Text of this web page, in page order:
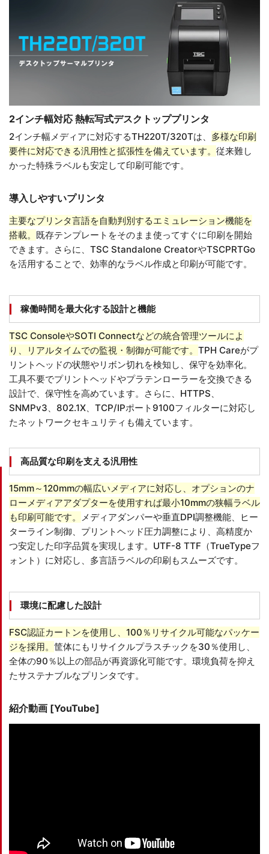
2インチ幅対応 熱転写式デスクトッププリンタ
2インチ幅メディアに対応するTH220T/320Tは、 多様な印刷
要件に対応できる汎用性と拡張性を備えています。 従来難し
かった特殊ラベルも安定して印刷可能です。
導入しやすいプリンタ
主要なプリンタ言語を自動判別するエミュレーション機能を
搭載。 既存テンプレートをそのまま使ってすぐに印刷を開始
できます。さらに、TSC Standalone CreatorやTSCPRTGo
を活用することで、効率的なラベル作成と印刷が可能です。
稼働時間を最大化する設計と機能
TSC ConsoleやSOTI Connectなどの統合管理ツールによ
り、リアルタイムでの監視・制御が可能です。 TPH Careがプ
リントヘッドの状態やリボン切れを検知し、保守を効率化。
工具不要でプリントヘッドやプラテンローラーを交換できる
設計で、保守性を高めています。さらに、HTTPS、
SNMPv3、802.1X、TCP/IPポート9100フィルターに対応し
たネットワークセキュリティも備えています。
高品質な印刷を支える汎用性
15mm～120mmの幅広いメディアに対応し、オプションのナ
ローメディアアダプターを使用すれば最小10mmの狭幅ラベル
も印刷可能です。
メディアダンパーや垂直DPI調整機能、ヒー
ターライン制御、プリントヘッド圧力調整により、高精度か
つ安定した印字品質を実現します。UTF-8 TTF（TrueTypeフ
ォント）に対応し、多言語ラベルの印刷もスムーズです。
環境に配慮した設計
FSC認証カートンを使用し、100％リサイクル可能なパッケー
ジを採用。 筐体にもリサイクルプラスチックを30％使用し、
全体の90％以上の部品が再資源化可能です。環境負荷を抑え
たサステナブルなプリンタです。
紹介動画 [YouTube]